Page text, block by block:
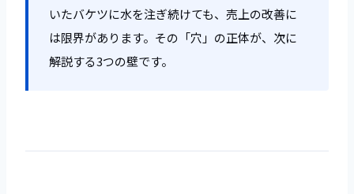
いたバケツに水を注ぎ続けても、売上の改善に
は限界があります。その「穴」の正体が、次に
解説する3つの壁です。